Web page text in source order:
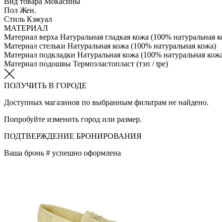
Пол Жен.
Стиль Кэжуал
МАТЕРИАЛ
Материал верха Натуральная гладкая кожа (100% натуральная
Материал стельки Натуральная кожа (100% натуральная кожа)
Материал подкладки Натуральная кожа (100% натуральная
Материал подошвы Термоэластопласт (тэп / tpe)
ПОЛУЧИТЬ В ГОРОДЕ
Доступных магазинов по выбранным фильтрам не найдено.
Попробуйте изменить город или размер.
ПОДТВЕРЖДЕНИЕ БРОНИРОВАНИЯ
Ваша бронь # успешно оформлена